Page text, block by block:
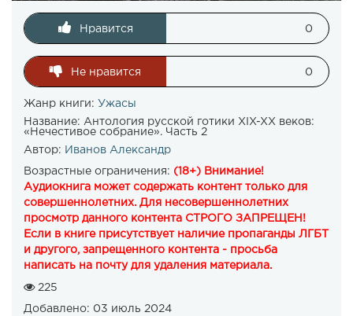
Нравится 0
Не нравится 0
Жанр книги: Ужасы
Название: Антология русской готики XIX-XX веков:
«Нечестивое собрание». Часть 2
Автор: Иванов Александр
Возрастные ограничения: (18+) Внимание!
Аудиокнига может содержать контент только для
совершеннолетних. Для несовершеннолетних
просмотр данного контента СТРОГО ЗАПРЕЩЕН!
Если в книге присутствует наличие пропаганды ЛГБТ
и другого, запрещенного контента - просьба
написать на почту для удаления материала.
225
Добавлено: 03 июль 2024